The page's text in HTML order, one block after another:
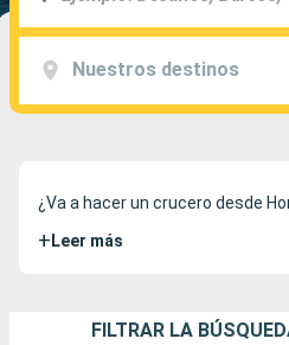
Nuestros destinos
¿Va a hacer un crucero desde
+ Leer más
FILTRAR LA